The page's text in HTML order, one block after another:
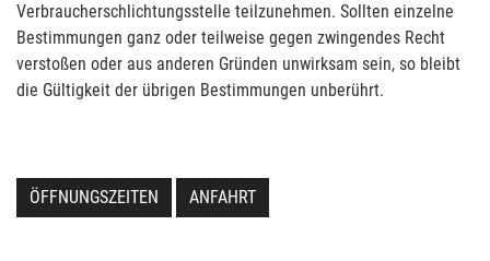
Verbraucherschlichtungsstelle teilzunehmen. Sollten einzelne
Bestimmungen ganz oder teilweise gegen zwingendes Recht
verstoßen oder aus anderen Gründen unwirksam sein, so bleibt
die Gültigkeit der übrigen Bestimmungen unberührt.
ÖFFNUNGSZEITEN ANFAHRT